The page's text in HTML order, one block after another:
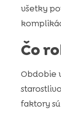
všetky
Čo
Obdobie
faktory